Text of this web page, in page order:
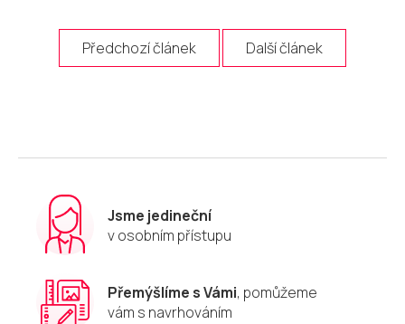
Předchozí článek Další článek
Jsme jedineční
v osobním přístupu
Přemýšlíme s Vámi, pomůžeme
vám s navrhováním